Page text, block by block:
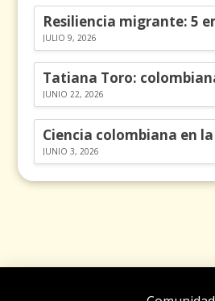
JULIO 9, 2026
JUNIO 22, 2026
JUNIO 3, 2026